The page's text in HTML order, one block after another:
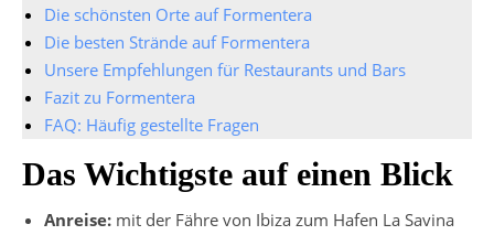
Die schönsten Orte auf Formentera
Die besten Strände auf Formentera
Unsere Empfehlungen für Restaurants und Bars
Fazit zu Formentera
FAQ: Häufig gestellte Fragen
Das Wichtigste auf einen Blick
Anreise: mit der Fähre von Ibiza zum Hafen La Savina